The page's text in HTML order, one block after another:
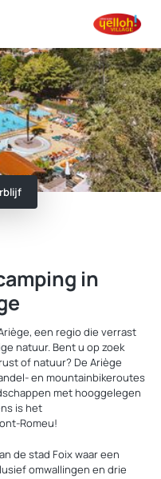
in
een regio die verrast
natuur. Bent u op zoek
of natuur? De Ariège
en mountainbikeroutes
met hooggelegen
is het
Romeu!
de stad Foix waar een
omwallingen en drie